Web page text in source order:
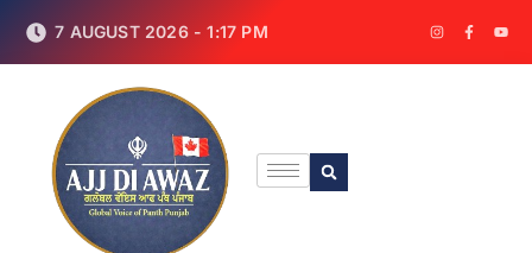
7 AUGUST 2026 - 1:17 PM